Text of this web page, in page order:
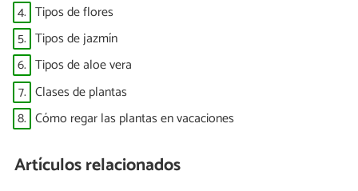
4. Tipos de flores
5. Tipos de jazmín
6. Tipos de aloe vera
7. Clases de plantas
8. Cómo regar las plantas en vacaciones
Artículos relacionados